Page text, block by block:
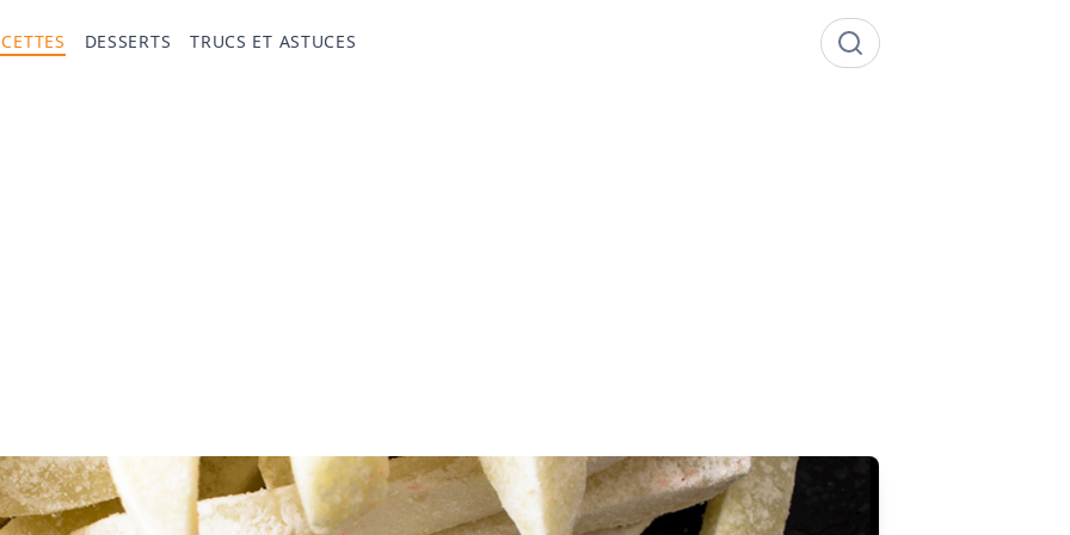
DESSERTS TRUCS ET ASTUCES